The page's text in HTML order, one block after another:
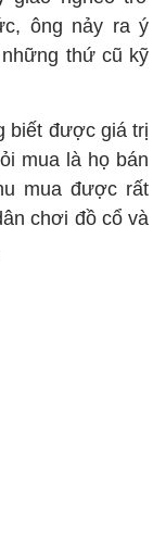
ông nảy ra ý
thứ cũ kỹ
biết được giá trị
mua là họ bán
mua được rất
chơi đồ cổ và